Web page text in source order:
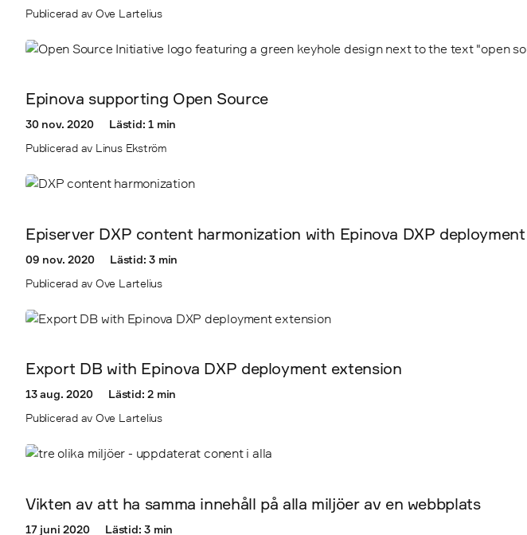
Publicerad av Ove Lartelius
Epinova supporting Open Source
30 nov. 2020
Lästid: 1 min
Publicerad av Linus Ekström
Episerver DXP content harmonization with Epinova DXP deployment
09 nov. 2020
Lästid: 3 min
Publicerad av Ove Lartelius
Export DB with Epinova DXP deployment extension
13 aug. 2020
Lästid: 2 min
Publicerad av Ove Lartelius
Vikten av att ha samma innehåll på alla miljöer av en webbplats
17 juni 2020
Lästid: 3 min